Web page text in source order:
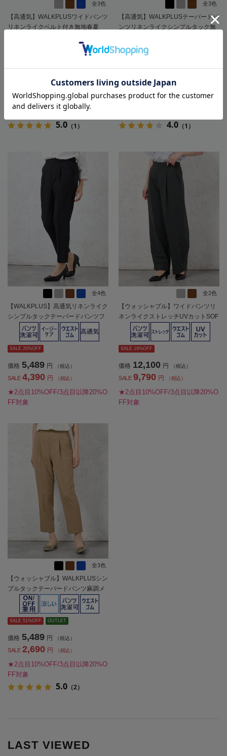
全3色
【高通気】WALKPLUSワイドパンツ
リネンライクベルト付き無地春夏
★2点目10%OFF/3点目以降20%O
5.0 （1）
全3色
【高通気】WALKPLUSテーパードパ
ンツリネンライクシンプルタック無
3,990 円
★2点目10%OFF/3点目以降20%O
4.0 （1）
全4色
【WALKPLUS】高通気リネンライク
シンプルタックテーパードパンツフ
ルレンワンタックウォッシャブル春
夏【レディース】
SALE 20%OFF
価格 5,489 円 （税込）
SALE 4,390 円 （税込）
★2点目10%OFF/3点目以降20%O
FF対象
全2色
【ウォッシャブル】ワイドパンツリ
ネンライクストレッチUVカットSOF
FICE春夏【レディース】
SALE 19%OFF
価格 12,100 円 （税込）
SALE 9,790 円 （税込）
★2点目10%OFF/3点目以降20%O
FF対象
全3色
【ウォッシャブル】WALKPLUSシン
プルタックテーパードパンツ麻調メ
ッシュ素材無地春夏【レディース】
SALE 51%OFF OUTLET
価格 5,489 円 （税込）
SALE 2,690 円 （税込）
★2点目10%OFF/3点目以降20%O
FF対象
5.0 （2）
LAST VIEWED